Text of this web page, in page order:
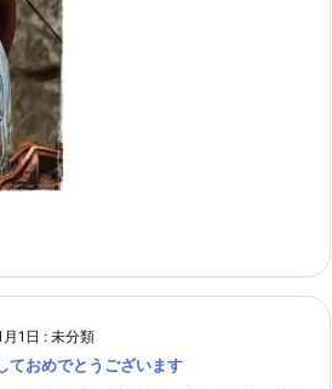
1日 : 未分類
ておめでとうございます